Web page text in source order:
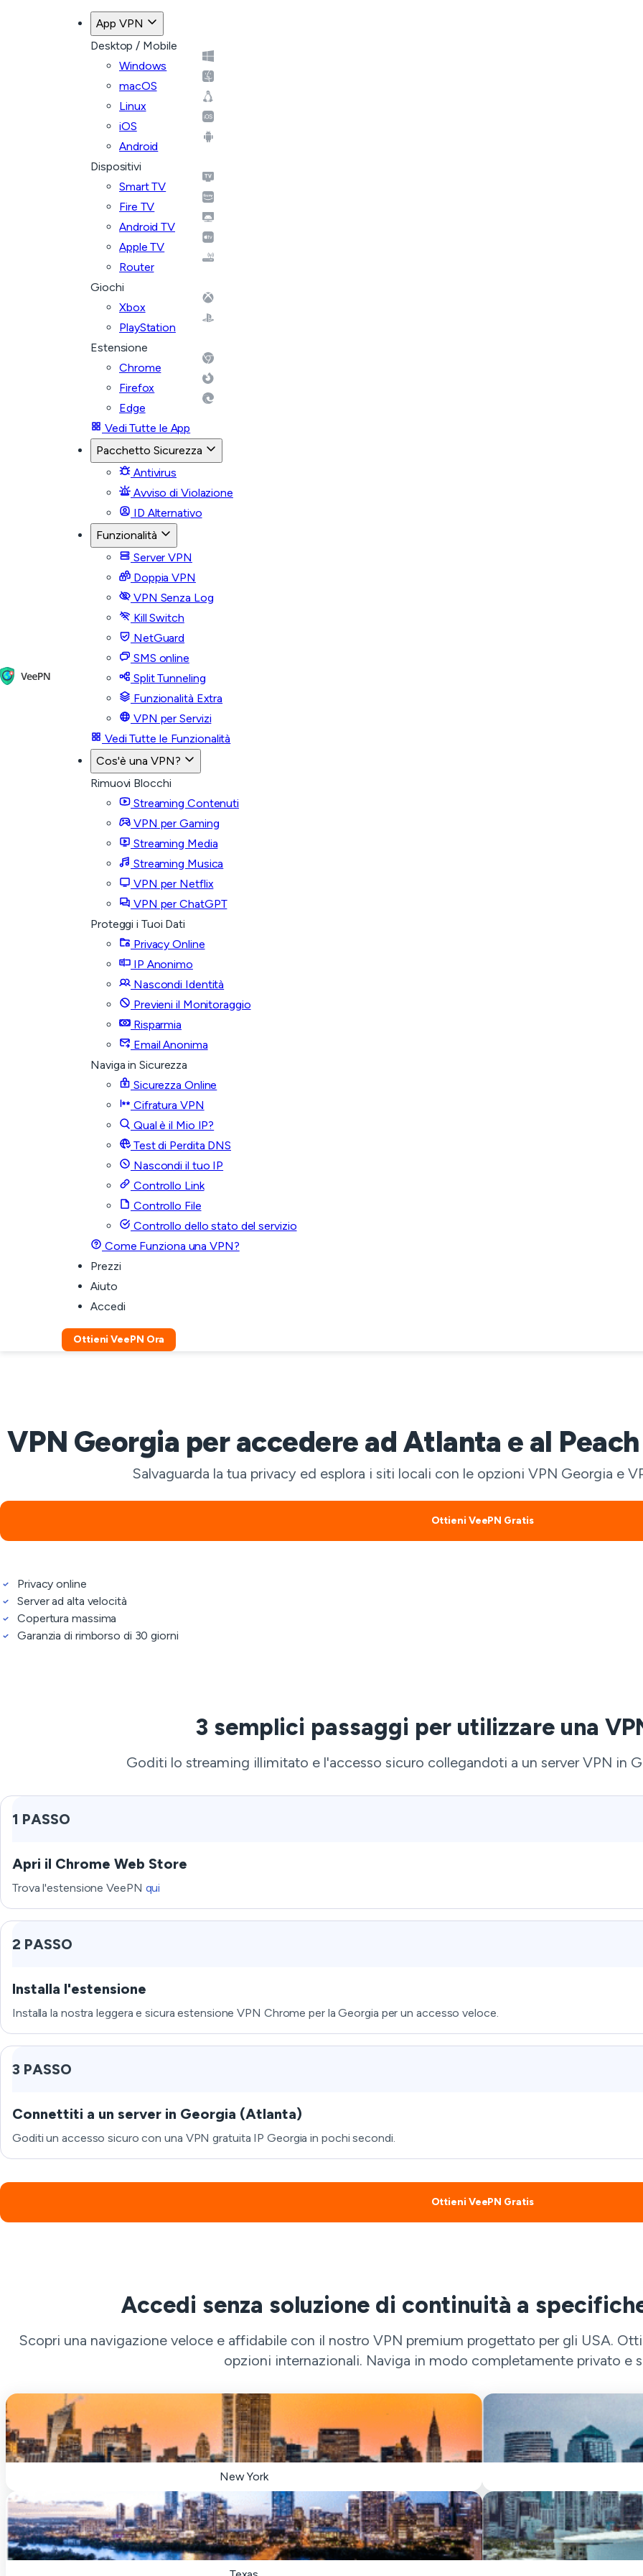
App VPN
Desktop / Mobile
Windows
macOS
Linux
iOS
Android
Dispositivi
Smart TV
Fire TV
Android TV
Apple TV
Router
Giochi
Xbox
PlayStation
Estensione
Chrome
Firefox
Edge
Vedi Tutte le App
Pacchetto Sicurezza
Antivirus
Avviso di Violazione
ID Alternativo
Funzionalità
Server VPN
Doppia VPN
VPN Senza Log
Kill Switch
NetGuard
SMS online
Split Tunneling
Funzionalità Extra
VPN per Servizi
Vedi Tutte le Funzionalità
Cos'è una VPN?
Rimuovi Blocchi
Streaming Contenuti
VPN per Gaming
Streaming Media
Streaming Musica
VPN per Netflix
VPN per ChatGPT
Proteggi i Tuoi Dati
Privacy Online
IP Anonimo
Nascondi Identità
Previeni il Monitoraggio
Risparmia
Email Anonima
Naviga in Sicurezza
Sicurezza Online
Cifratura VPN
Qual è il Mio IP?
Test di Perdita DNS
Nascondi il tuo IP
Controllo Link
Controllo File
Controllo dello stato del servizio
Come Funziona una VPN?
Prezzi
Aiuto
Accedi
Ottieni VeePN Ora
VPN Georgia per accedere ad Atlanta e al
Salvaguarda la tua privacy ed esplora i siti locali con le opzioni VPN Georgia e
Ottieni VeePN Gratis
Privacy online
Server ad alta velocità
Copertura massima
Garanzia di rimborso di 30 giorni
3 semplici passaggi per utilizzare una
Goditi lo streaming illimitato e l'accesso sicuro collegandoti a un server VPN in
1 PASSO
Apri il Chrome Web Store
Trova l'estensione VeePN qui
2 PASSO
Installa l'estensione
Installa la nostra leggera e sicura estensione VPN Chrome per la Georgia per un accesso veloce.
3 PASSO
Connettiti a un server in Georgia (Atlanta)
Goditi un accesso sicuro con una VPN gratuita IP Georgia in pochi secondi.
Ottieni VeePN Gratis
Accedi senza soluzione di continuità a
Scopri una navigazione veloce e affidabile con il nostro VPN premium progettato per gli USA.
opzioni internazionali. Naviga in modo completamente privato e
New York